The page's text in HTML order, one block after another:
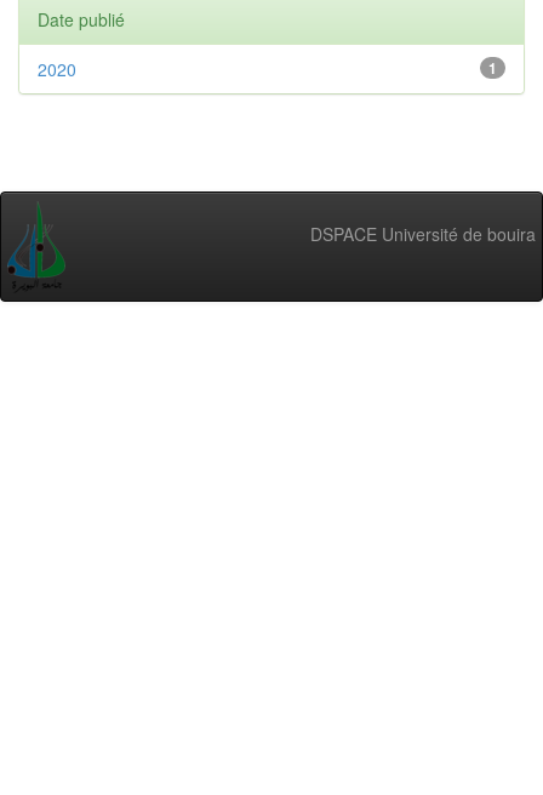
Date publié
1
2020
DSPACE Université de bouira